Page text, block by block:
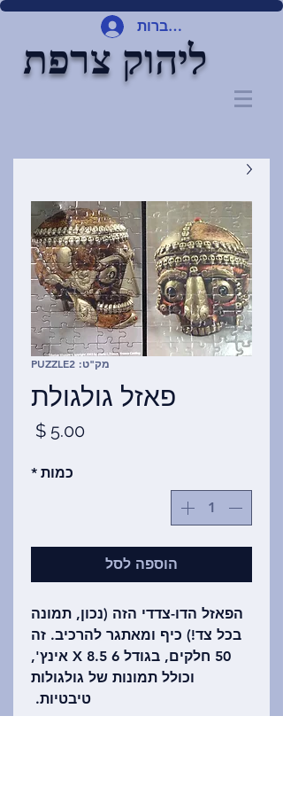
להתחברות
ליהוק צרפת
מק"ט: PUZZLE2
פאזל גולגולת
כמות *
הוספה לסל
הפאזל הדו-צדדי הזה (נכון, תמונה
בכל צד!) כיף ומאתגר להרכיב. זה
50 חלקים, בגודל 6 X 8.5 אינץ',
וכולל תמונות של גולגולות
טיבטיות.